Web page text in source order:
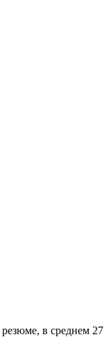
резюме, в среднем 27